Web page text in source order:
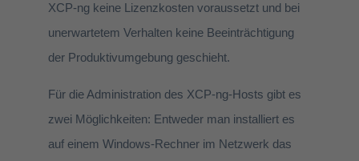
XCP-ng keine Lizenzkosten voraussetzt und bei
unerwartetem Verhalten keine Beeinträchtigung
der Produktivumgebung geschieht.
Für die Administration des XCP-ng-Hosts gibt es
zwei Möglichkeiten: Entweder man installiert es
auf einem Windows-Rechner im Netzwerk das